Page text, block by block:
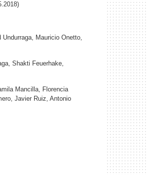
Mauricio Onetto,
Shakti Feuerhake,
Mancilla, Florencia
Javier Ruiz, Antonio